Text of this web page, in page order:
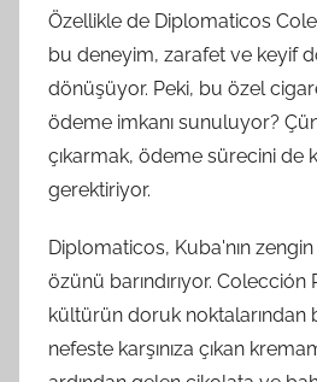
Özellikle de Diplomaticos
bu deneyim, zarafet ve keyif
dönüşüyor. Peki, bu özel
ödeme imkanı sunuluyor?
çıkarmak, ödeme sürecini de
gerektiriyor.
Diplomaticos, Kuba'nın
özünü barındırıyor. Colección
kültürün doruk noktalarından
nefeste karşınıza çıkan